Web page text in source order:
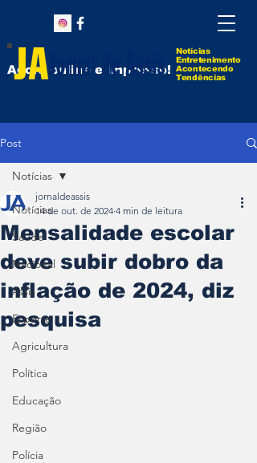
Notícias
Entretenimento
Acontecendo
Tendências
Agora online e impresso!
Post
Notícias
Saúde
Nacional
Assis
Esporte
Agricultura
Política
Educação
Região
Polícia
Notícias
Mensalidade escolar
deve subir dobro da
inflação de 2024, diz
pesquisa
jornaldeassis
14 de out. de 2024 4 min de leitura